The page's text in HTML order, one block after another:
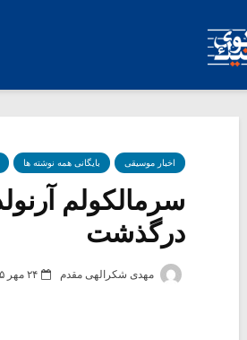
اخبار موسیقی بایگانی همه نوشته ها
درگذشت
مهدی شکرالهی مقدم ۲۴ مهر ۱۳۸۵